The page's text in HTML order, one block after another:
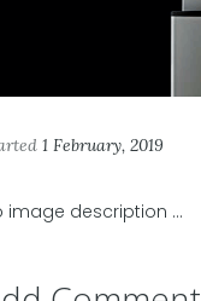
1 February, 2019
image description ...